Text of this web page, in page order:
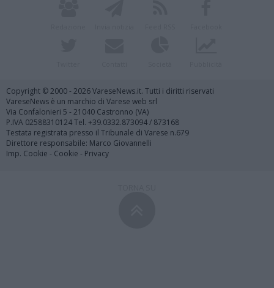
Copyright © 2000 - 2026 VareseNews.it. Tutti i diritti riservati
VareseNews è un marchio di Varese web srl
Via Confalonieri 5 - 21040 Castronno (VA)
P.IVA 02588310124 Tel. +39.0332.873094 / 873168
Testata registrata presso il Tribunale di Varese n.679
Direttore responsabile: Marco Giovannelli
Imp. Cookie - Cookie - Privacy